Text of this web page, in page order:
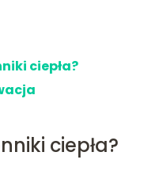
ciepła?
ciepła?